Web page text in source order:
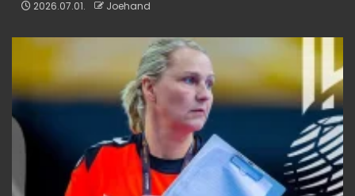
2026.07.01. Joehand